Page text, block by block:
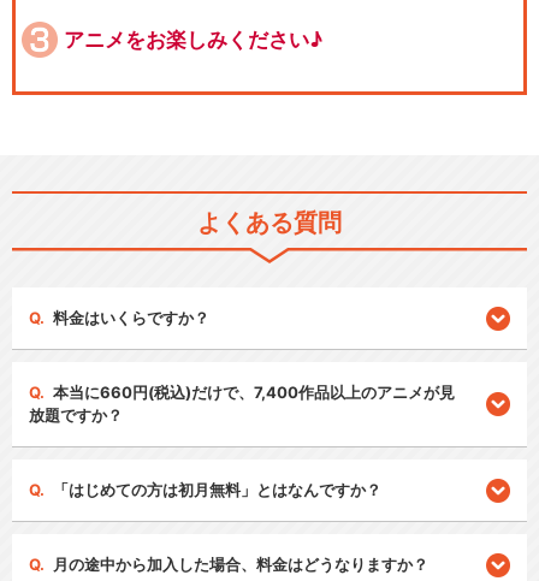
アニメをお楽しみください♪
よくある質問
料金はいくらですか？
本当に660円(税込)だけで、7,400作品以上のアニメが見
放題ですか？
「はじめての方は初月無料」とはなんですか？
月の途中から加入した場合、料金はどうなりますか？